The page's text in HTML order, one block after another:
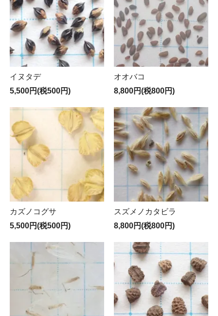
イヌタデ
5,500円(税500円)
オオバコ
8,800円(税800円)
カズノコグサ
5,500円(税500円)
スズメノカタビラ
8,800円(税800円)